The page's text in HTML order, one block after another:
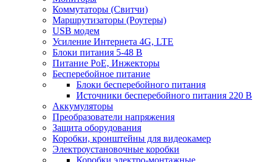
Коммутаторы (Свитчи)
Маршрутизаторы (Роутеры)
USB модем
Усиление Интернета 4G, LTE
Блоки питания 5-48 В
Питание PoE, Инжекторы
Бесперебойное питание
Блоки бесперебойного питания
Источники бесперебойного питания 220 В
Аккумуляторы
Преобразователи напряжения
Защита оборудования
Коробки, кронштейны для видеокамер
Электроустановочные коробки